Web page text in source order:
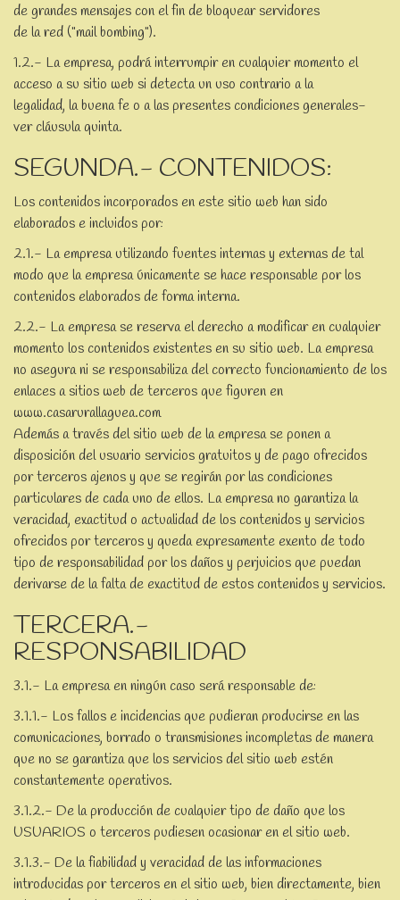
de grandes mensajes con el fin de bloquear servidores
de la red ("mail bombing").
1.2.- La empresa, podrá interrumpir en cualquier momento el
acceso a su sitio web si detecta un uso contrario a la
legalidad, la buena fe o a las presentes condiciones generales-
ver cláusula quinta.
SEGUNDA.- CONTENIDOS:
Los contenidos incorporados en este sitio web han sido
elaborados e incluidos por:
2.1.- La empresa utilizando fuentes internas y externas de tal
modo que la empresa únicamente se hace responsable por los
contenidos elaborados de forma interna.
2.2.- La empresa se reserva el derecho a modificar en cualquier
momento los contenidos existentes en su sitio web. La empresa
no asegura ni se responsabiliza del correcto funcionamiento de los
enlaces a sitios web de terceros que figuren en
www.casarurallaguea.com
Además a través del sitio web de la empresa se ponen a
disposición del usuario servicios gratuitos y de pago ofrecidos
por terceros ajenos y que se regirán por las condiciones
particulares de cada uno de ellos. La empresa no garantiza la
veracidad, exactitud o actualidad de los contenidos y servicios
ofrecidos por terceros y queda expresamente exento de todo
tipo de responsabilidad por los daños y perjuicios que puedan
derivarse de la falta de exactitud de estos contenidos y servicios.
TERCERA.-
RESPONSABILIDAD
3.1.- La empresa en ningún caso será responsable de:
3.1.1.- Los fallos e incidencias que pudieran producirse en las
comunicaciones, borrado o transmisiones incompletas de manera
que no se garantiza que los servicios del sitio web estén
constantemente operativos.
3.1.2.- De la producción de cualquier tipo de daño que los
USUARIOS o terceros pudiesen ocasionar en el sitio web.
3.1.3.- De la fiabilidad y veracidad de las informaciones
introducidas por terceros en el sitio web, bien directamente, bien